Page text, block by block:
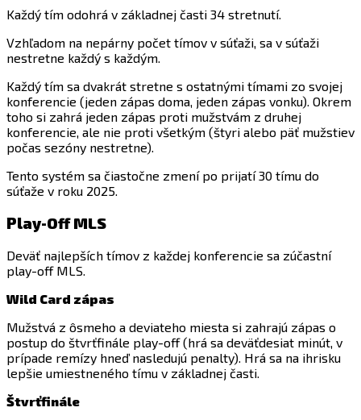
Každý tím odohrá v základnej časti 34 stretnutí.
Vzhľadom na nepárny počet tímov v súťaži, sa v súťaži
nestretne každý s každým.
Každý tím sa dvakrát stretne s ostatnými tímami zo svojej
konferencie (jeden zápas doma, jeden zápas vonku). Okrem
toho si zahrá jeden zápas proti mužstvám z druhej
konferencie, ale nie proti všetkým (štyri alebo päť mužstiev
počas sezóny nestretne).
Tento systém sa čiastočne zmení po prijatí 30 tímu do
súťaže v roku 2025.
Play-Off MLS
Deväť najlepších tímov z každej konferencie sa zúčastní
play-off MLS.
Wild Card zápas
Mužstvá z ôsmeho a deviateho miesta si zahrajú zápas o
postup do štvrťfinále play-off (hrá sa deväťdesiat minút, v
prípade remízy hneď nasledujú penalty). Hrá sa na ihrisku
lepšie umiestneného tímu v základnej časti.
Štvrťfinále